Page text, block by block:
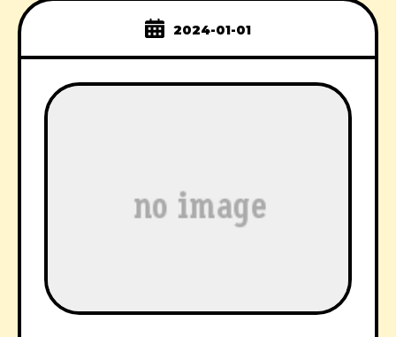
2024-01-01